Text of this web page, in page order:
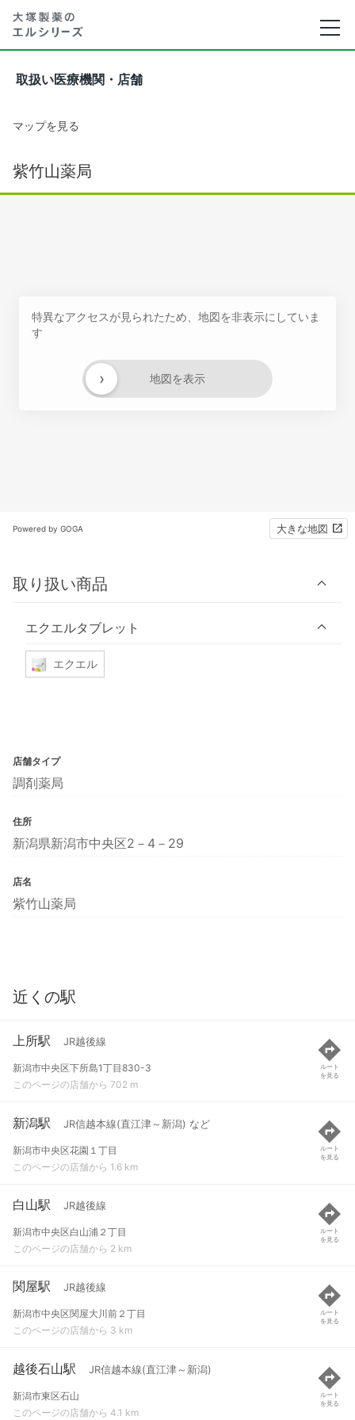
取扱い医療機関・店舗
マップを見る
紫竹山薬局
特異なアクセスが見られたため、地図を非表示にしていま
す
地図を表示
›
Powered by GOGA 大きな地図
取り扱い商品
エクエルタブレット
エクエル
店舗タイプ
調剤薬局
住所
新潟県新潟市中央区2－4－29
店名
紫竹山薬局
近くの駅
上所駅 JR越後線
新潟市中央区下所島1丁目830-3
このページの店舗から 702 m
ルート
を見る
新潟駅 JR信越本線(直江津～新潟) など
新潟市中央区花園１丁目
このページの店舗から 1.6 km
ルート
を見る
白山駅 JR越後線
新潟市中央区白山浦２丁目
このページの店舗から 2 km
ルート
を見る
関屋駅 JR越後線
新潟市中央区関屋大川前２丁目
このページの店舗から 3 km
ルート
を見る
越後石山駅 JR信越本線(直江津～新潟)
新潟市東区石山
このページの店舗から 4.1 km
ルート
を見る